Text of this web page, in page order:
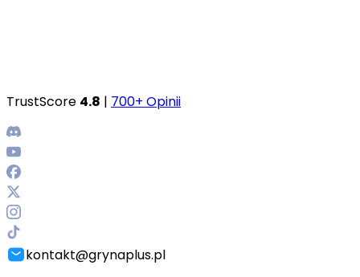
TrustScore 4.8 | 700+ Opinii
kontakt@grynaplus.pl